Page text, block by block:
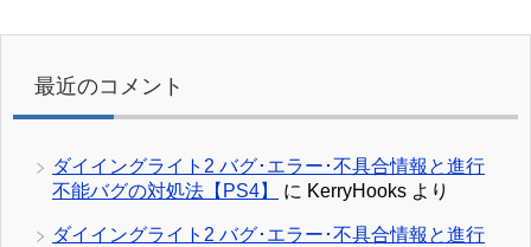
最近のコメント
ダイイングライト2 バグ･エラー･不具合情報と進行
不能バグの対処法【PS4】
に KerryHooks より
ダイイングライト2 バグ･エラー･不具合情報と進行